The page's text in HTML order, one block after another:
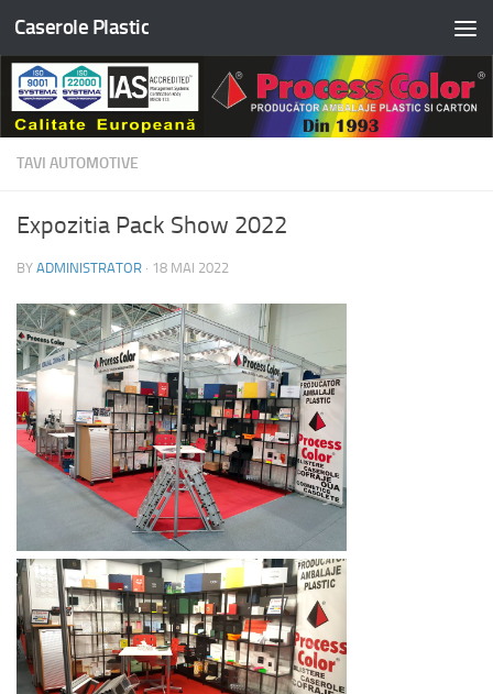
Skip to content
Caserole Plastic
TAVI AUTOMOTIVE
Expozitia Pack Show 2022
BY ADMINISTRATOR · 18 MAI 2022